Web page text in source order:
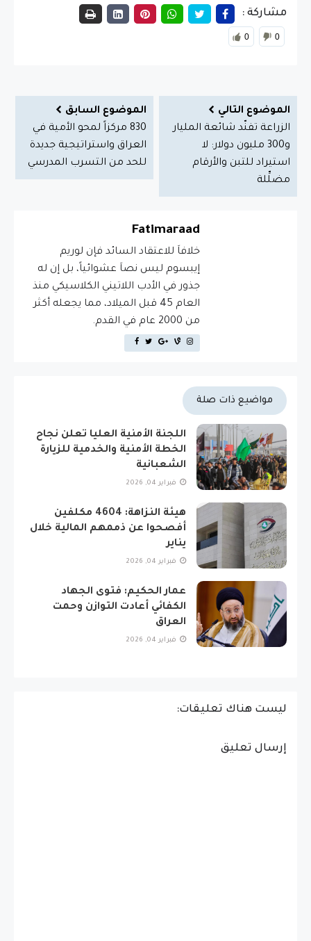
مشاركة :
0 0
الموضوع التالي
الزراعة تفنّد شائعة المليار
و300 مليون دولار: لا
استيراد للتبن والأرقام
مضلِّلة
الموضوع السابق
830 مركزاً لمحو الأمية في
العراق واستراتيجية جديدة
للحد من التسرب المدرسي
Fatimaraad
خلافاَ للاعتقاد السائد فإن لوريم
إيبسوم ليس نصاَ عشوائياً، بل إن له
جذور في الأدب اللاتيني الكلاسيكي منذ
العام 45 قبل الميلاد، مما يجعله أكثر
من 2000 عام في القدم.
مواضيع ذات صلة
اللجنة الأمنية العليا تعلن نجاح
الخطة الأمنية والخدمية للزيارة
الشعبانية
فبراير 04, 2026
هيئة النزاهة: 4604 مكلفين
أفصحوا عن ذممهم المالية خلال
يناير
فبراير 04, 2026
عمار الحكيم: فتوى الجهاد
الكفائي أعادت التوازن وحمت
العراق
فبراير 04, 2026
ليست هناك تعليقات:
إرسال تعليق